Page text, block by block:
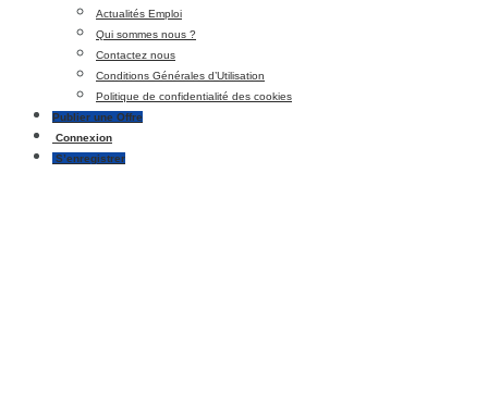
Actualités Emploi
Qui sommes nous ?
Contactez nous
Conditions Générales d’Utilisation
Politique de confidentialité des cookies
Publier une Offre
Connexion
S’enregistrer